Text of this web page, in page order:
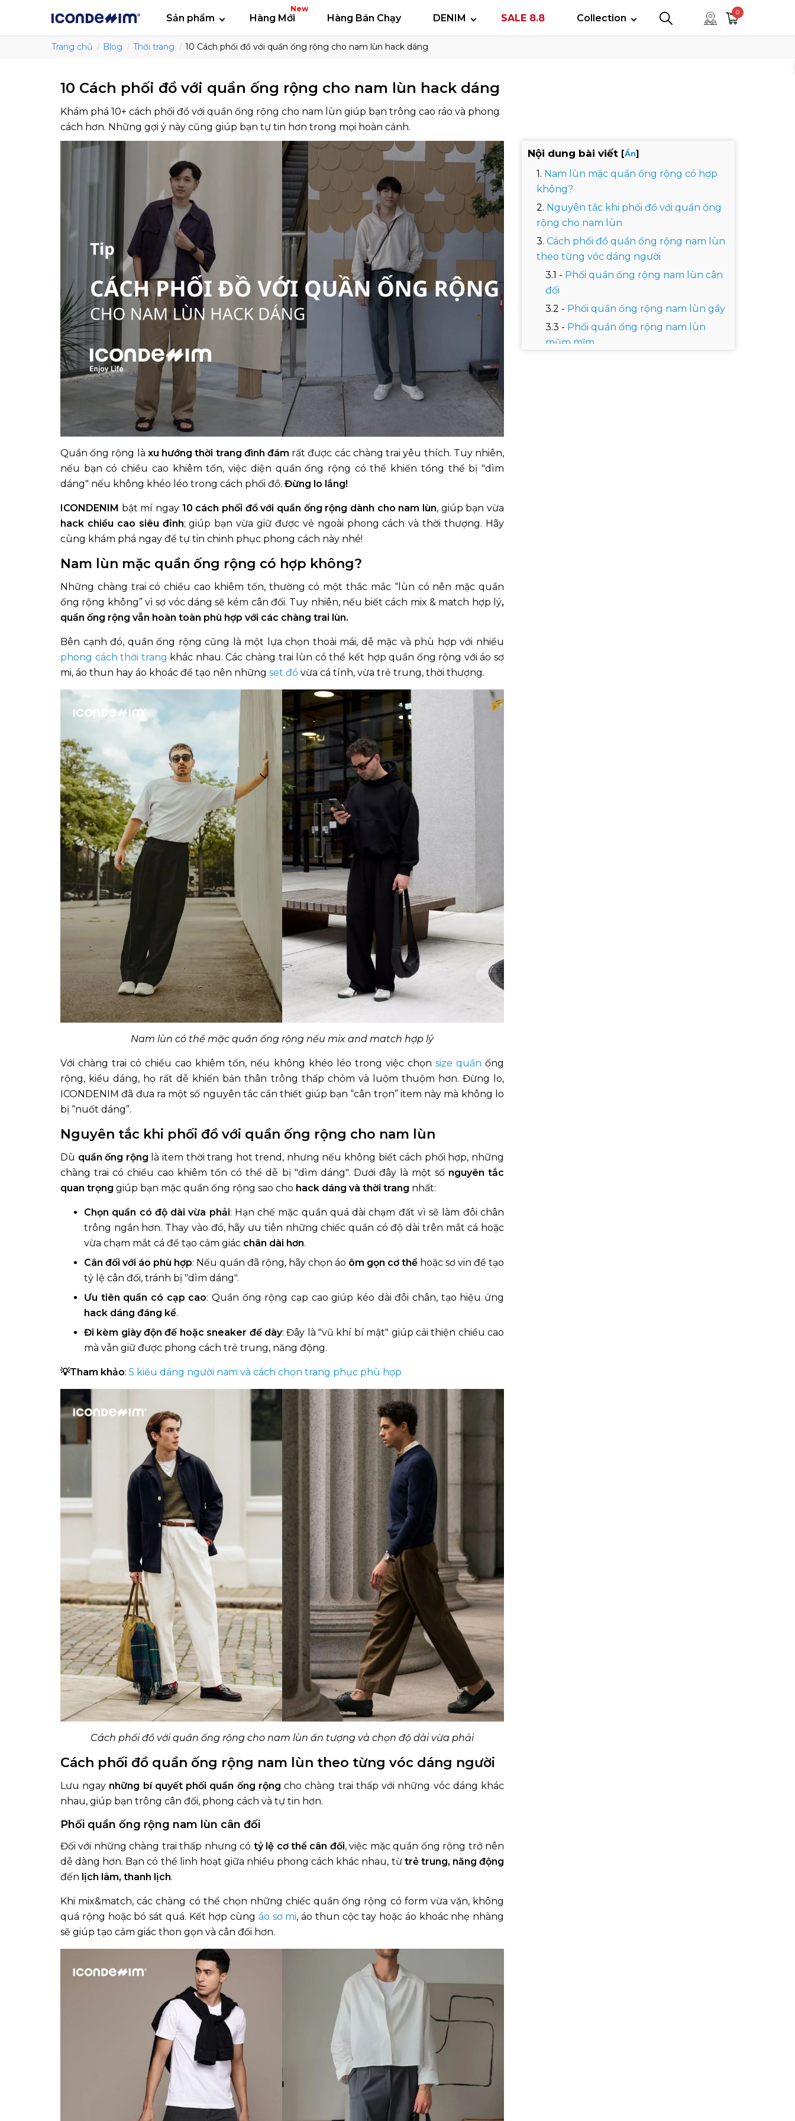
Sản phẩm Hàng Mới
New
Hàng Bán Chạy DENIM SALE 8.8 Collection
0
Trang chủ Blog Thời trang 10 Cách phối đồ với quần ống rộng cho nam lùn hack dáng
10 Cách phối đồ với quần ống rộng cho nam lùn hack dáng
Khám phá 10+ cách phối đồ với quần ống rộng cho nam lùn giúp bạn trông cao ráo và phong
cách hơn. Những gợi ý này cũng giúp bạn tự tin hơn trong mọi hoàn cảnh.
Quần ống rộng là xu hướng thời trang đình đám rất được các chàng trai yêu thích. Tuy nhiên,
nếu bạn có chiều cao khiêm tốn, việc diện quần ống rộng có thể khiến tổng thể bị "dìm
dáng" nếu không khéo léo trong cách phối đồ. Đừng lo lắng!
ICONDENIM bật mí ngay 10 cách phối đồ với quần ống rộng dành cho nam lùn, giúp bạn vừa
hack chiều cao siêu đỉnh; giúp bạn vừa giữ được vẻ ngoài phong cách và thời thượng. Hãy
cùng khám phá ngay để tự tin chinh phục phong cách này nhé!
Nam lùn mặc quần ống rộng có hợp không?
Những chàng trai có chiều cao khiêm tốn, thường có một thắc mắc “lùn có nên mặc quần
ống rộng không” vì sợ vóc dáng sẽ kém cân đối. Tuy nhiên, nếu biết cách mix & match hợp lý,
quần ống rộng vẫn hoàn toàn phù hợp với các chàng trai lùn.
Bên cạnh đó, quần ống rộng cũng là một lựa chọn thoải mái, dễ mặc và phù hợp với nhiều
phong cách thời trang khác nhau. Các chàng trai lùn có thể kết hợp quần ống rộng với áo sơ
mi, áo thun hay áo khoác để tạo nên những set đồ vừa cá tính, vừa trẻ trung, thời thượng.
Nam lùn có thể mặc quần ống rộng nếu mix and match hợp lý
Với chàng trai có chiều cao khiêm tốn, nếu không khéo léo trong việc chọn size quần ống
rộng, kiểu dáng, họ rất dễ khiến bản thân trông thấp chỏm và luộm thuộm hơn. Đừng lo,
ICONDENIM đã đưa ra một số nguyên tắc cần thiết giúp bạn “cân trọn” item này mà không lo
bị “nuốt dáng”.
Nguyên tắc khi phối đồ với quần ống rộng cho nam lùn
Dù quần ống rộng là item thời trang hot trend, nhưng nếu không biết cách phối hợp, những
chàng trai có chiều cao khiêm tốn có thể dễ bị "dìm dáng". Dưới đây là một số nguyên tắc
quan trọng giúp bạn mặc quần ống rộng sao cho hack dáng và thời trang nhất:
Chọn quần có độ dài vừa phải: Hạn chế mặc quần quá dài chạm đất vì sẽ làm đôi chân
trông ngắn hơn. Thay vào đó, hãy ưu tiên những chiếc quần có độ dài trên mắt cá hoặc
vừa chạm mắt cá để tạo cảm giác chân dài hơn.
Cân đối với áo phù hợp: Nếu quần đã rộng, hãy chọn áo ôm gọn cơ thể hoặc sơ vin để tạo
tỷ lệ cân đối, tránh bị "dìm dáng".
Ưu tiên quần có cạp cao: Quần ống rộng cạp cao giúp kéo dài đôi chân, tạo hiệu ứng
hack dáng đáng kể.
Đi kèm giày độn đế hoặc sneaker đế dày: Đây là "vũ khí bí mật" giúp cải thiện chiều cao
mà vẫn giữ được phong cách trẻ trung, năng động.
💡Tham khảo: 5 kiểu dáng người nam và cách chọn trang phục phù hợp
Cách phối đồ với quần ống rộng cho nam lùn ấn tượng và chọn độ dài vừa phải
Cách phối đồ quần ống rộng nam lùn theo từng vóc dáng người
Lưu ngay những bí quyết phối quần ống rộng cho chàng trai thấp với những vóc dáng khác
nhau, giúp bạn trông cân đối, phong cách và tự tin hơn.
Phối quần ống rộng nam lùn cân đối
Đối với những chàng trai thấp nhưng có tỷ lệ cơ thể cân đối, việc mặc quần ống rộng trở nên
dễ dàng hơn. Bạn có thể linh hoạt giữa nhiều phong cách khác nhau, từ trẻ trung, năng động
đến lịch lãm, thanh lịch.
Khi mix&match, các chàng có thể chọn những chiếc quần ống rộng có form vừa vặn, không
quá rộng hoặc bó sát quá. Kết hợp cùng áo sơ mi, áo thun cộc tay hoặc áo khoác nhẹ nhàng
sẽ giúp tạo cảm giác thon gọn và cân đối hơn.
Nội dung bài viết [Ẩn]
Nam lùn mặc quần ống rộng có hợp
không?
Nguyên tắc khi phối đồ với quần ống
rộng cho nam lùn
Cách phối đồ quần ống rộng nam lùn
theo từng vóc dáng người
Phối quần ống rộng nam lùn cân
đối
Phối quần ống rộng nam lùn gầy
Phối quần ống rộng nam lùn
mũm mĩm